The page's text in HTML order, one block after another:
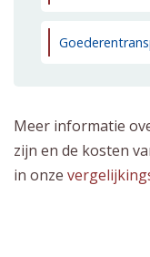
Meer informatie
zijn en de kosten
in onze